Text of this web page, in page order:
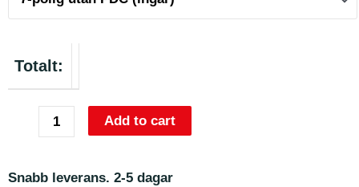
Totalt:
Add to cart
Snabb leverans. 2-5 dagar